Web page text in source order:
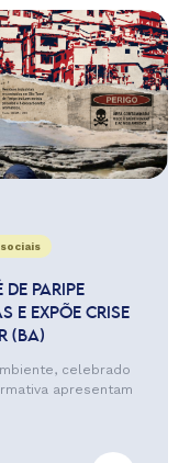
PARIPE
E EXPÕE CRISE
(BA)
celebrado
apresentam